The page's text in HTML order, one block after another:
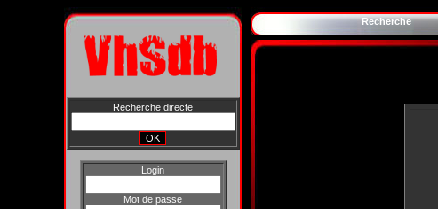
Recherche directe
Login
Mot de passe
Recherche